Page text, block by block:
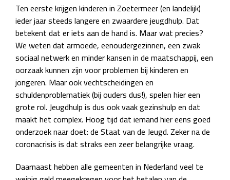
Ten eerste krijgen kinderen in Zoetermeer (en landelijk)
ieder jaar steeds langere en zwaardere jeugdhulp. Dat
betekent dat er iets aan de hand is. Maar wat precies?
We weten dat armoede, eenoudergezinnen, een zwak
sociaal netwerk en minder kansen in de maatschappij, een
oorzaak kunnen zijn voor problemen bij kinderen en
jongeren. Maar ook vechtscheidingen en
schuldenproblematiek (bij ouders dus!), spelen hier een
grote rol. Jeugdhulp is dus ook vaak gezinshulp en dat
maakt het complex. Hoog tijd dat iemand hier eens goed
onderzoek naar doet: de Staat van de Jeugd. Zeker na de
coronacrisis is dat straks een zeer belangrijke vraag.
Daarnaast hebben alle gemeenten in Nederland veel te